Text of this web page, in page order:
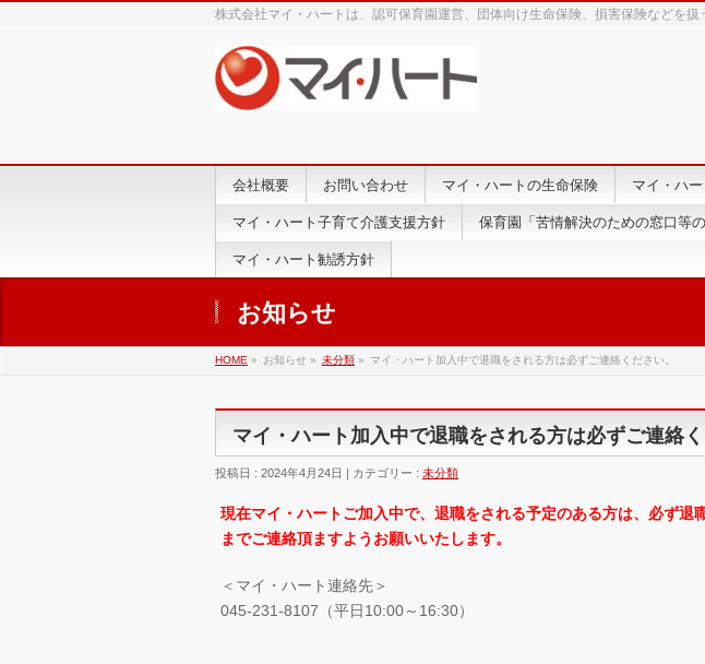
株式会社マイ・ハートは、認可保育園運営、団体向け生命保険、損害保険などを扱
会社概要 お問い合わせ マイ・ハートの生命保険 マイ・ハ
マイ・ハート子育て介護支援方針 保育園「苦情解決のための窓口等
マイ・ハート勧誘方針
お知らせ
HOME » お知らせ » 未分類 » マイ・ハート加入中で退職をされる方は必ずご連絡ください。
マイ・ハート加入中で退職をされる方は必ずご連絡く
投稿日 : 2024年4月24日 | カテゴリー : 未分類
現在マイ・ハートご加入中で、退職をされる予定のある方は、必ず退
までご連絡頂ますようお願いいたします。
＜マイ・ハート連絡先＞
045-231-8107（平日10:00～16:30）